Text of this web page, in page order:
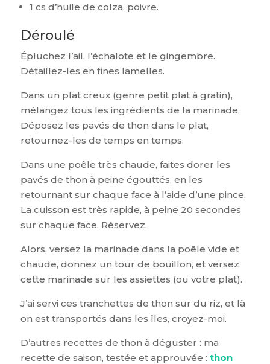
1 cs d’huile de colza, poivre.
Déroulé
Épluchez l’ail, l’échalote et le gingembre.
Détaillez-les en fines lamelles.
Dans un plat creux (genre petit plat à gratin),
mélangez tous les ingrédients de la marinade.
Déposez les pavés de thon dans le plat,
retournez-les de temps en temps.
Dans une poêle très chaude, faites dorer les
pavés de thon à peine égouttés, en les
retournant sur chaque face à l’aide d’une pince.
La cuisson est très rapide, à peine 20 secondes
sur chaque face. Réservez.
Alors, versez la marinade dans la poêle vide et
chaude, donnez un tour de bouillon, et versez
cette marinade sur les assiettes (ou votre plat).
J’ai servi ces tranchettes de thon sur du riz, et là
on est transportés dans les îles, croyez-moi.
D’autres recettes de thon à déguster : ma
recette de saison, testée et approuvée : thon